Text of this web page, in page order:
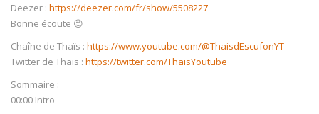
Deezer : https://deezer.com/fr/show/5508227
Bonne écoute 😉
Chaîne de Thaïs : https://www.youtube.com/@ThaisdEscufonYT
Twitter de Thaïs : https://twitter.com/ThaisYoutube
Sommaire :
00:00 Intro